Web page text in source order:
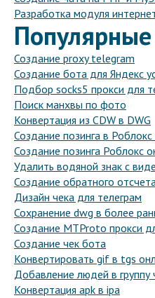
Разработка модуля
Создание proxy telegram
Создание бота для Яндекс
Подбор socks5 прокси для
Поиск манхвы по фото
Конвертация из CDW в DWG
Создание позинга в Роблокс
Создание позинга Роблокс
Удалить водяной знак с
Создание обратного
Дизайн чека для телеграм
Сохранение dwg в более
Создание MTProto прокси
Создание чек бота
Конвертировать gif в tgs
Добавление людей в группу
Конвертация apk в ipa